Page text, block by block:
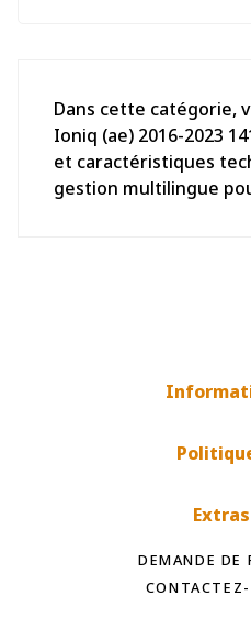
Dans cette catégorie,
Ioniq (ae) 2016-2023
et caractéristiques
gestion multilingue
Extras
DEMANDE DE